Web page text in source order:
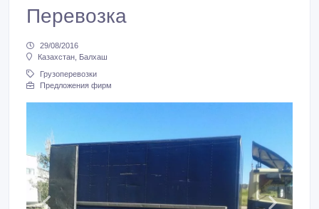
Перевозка
29/08/2016
Казахстан, Балхаш
Грузоперевозки
Предложения фирм